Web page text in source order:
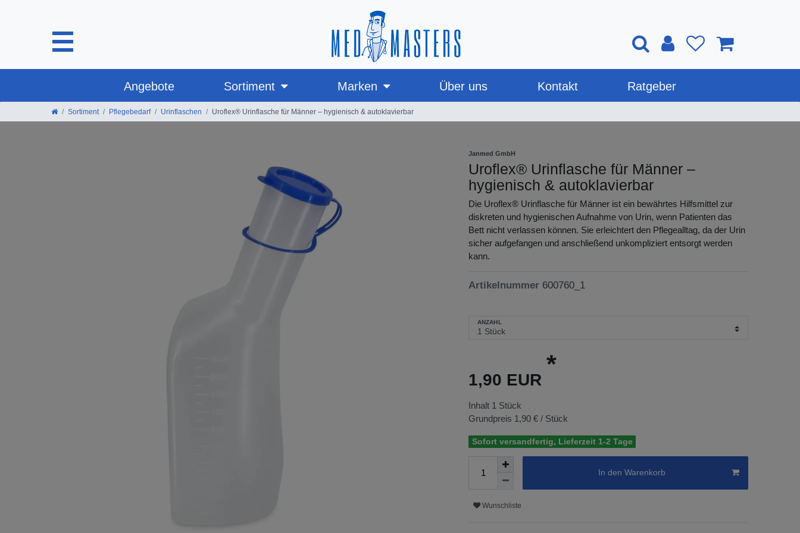
Angebote Sortiment Marken Über uns Kontakt Ratgeber
Sortiment Pflegebedarf Urinflaschen Uroflex® Urinflasche für Männer – hygienisch & autoklavierbar
Janmed GmbH
Uroflex® Urinflasche für Männer –
hygienisch & autoklavierbar
Die Uroflex® Urinflasche für Männer ist ein bewährtes Hilfsmittel zur
diskreten und hygienischen Aufnahme von Urin, wenn Patienten das
Bett nicht verlassen können. Sie erleichtert den Pflegealltag, da der Urin
sicher aufgefangen und anschließend unkompliziert entsorgt werden
kann.
Artikelnummer 600760_1
ANZAHL
1,90 EUR
*
Inhalt 1 Stück
Grundpreis 1,90 € / Stück
Sofort versandfertig, Lieferzeit 1-2 Tage
In den Warenkorb
Wunschliste